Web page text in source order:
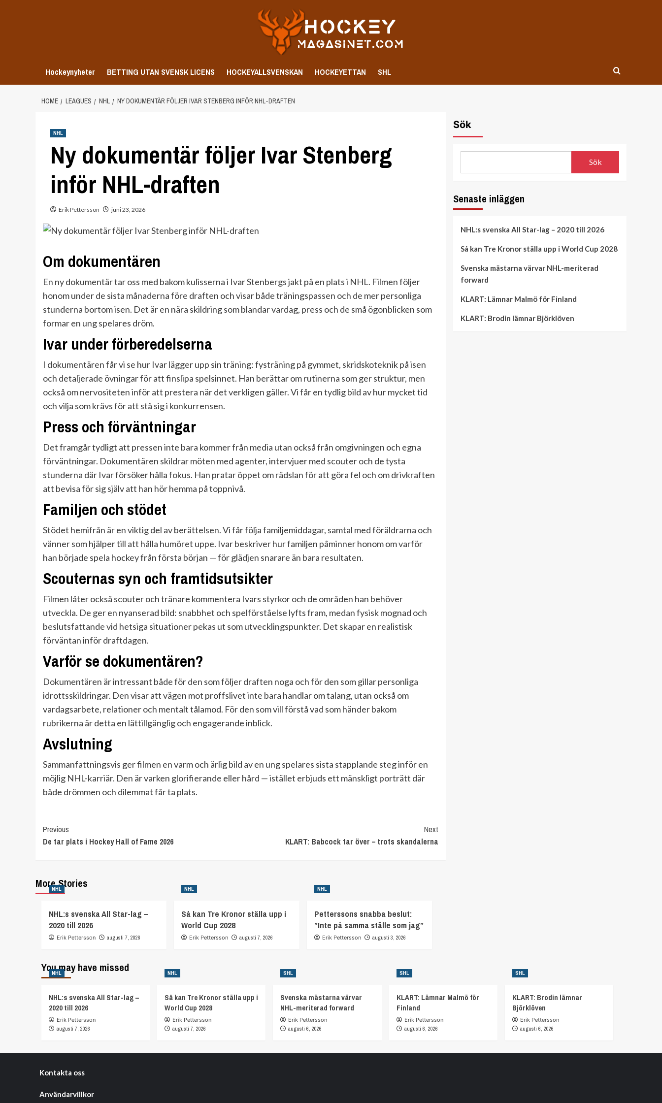
Hockeynyheter BETTING UTAN SVENSK LICENS HOCKEYALLSVENSKAN HOCKEYETTAN SHL
HOME LEAGUES NHL NY DOKUMENTÄR FÖLJER IVAR STENBERG INFÖR NHL-DRAFTEN
NHL
Ny dokumentär följer Ivar Stenberg
inför NHL-draften
Erik Pettersson juni 23, 2026
Om dokumentären
En ny dokumentär tar oss med bakom kulisserna i Ivar Stenbergs jakt på en plats i NHL. Filmen följer
honom under de sista månaderna före draften och visar både träningspassen och de mer personliga
stunderna bortom isen. Det är en nära skildring som blandar vardag, press och de små ögonblicken som
formar en ung spelares dröm.
Ivar under förberedelserna
I dokumentären får vi se hur Ivar lägger upp sin träning: fysträning på gymmet, skridskoteknik på isen
och detaljerade övningar för att finslipa spelsinnet. Han berättar om rutinerna som ger struktur, men
också om nervositeten inför att prestera när det verkligen gäller. Vi får en tydlig bild av hur mycket tid
och vilja som krävs för att stå sig i konkurrensen.
Press och förväntningar
Det framgår tydligt att pressen inte bara kommer från media utan också från omgivningen och egna
förväntningar. Dokumentären skildrar möten med agenter, intervjuer med scouter och de tysta
stunderna där Ivar försöker hålla fokus. Han pratar öppet om rädslan för att göra fel och om drivkraften
att bevisa för sig själv att han hör hemma på toppnivå.
Familjen och stödet
Stödet hemifrån är en viktig del av berättelsen. Vi får följa familjemiddagar, samtal med föräldrarna och
vänner som hjälper till att hålla humöret uppe. Ivar beskriver hur familjen påminner honom om varför
han började spela hockey från första början — för glädjen snarare än bara resultaten.
Scouternas syn och framtidsutsikter
Filmen låter också scouter och tränare kommentera Ivars styrkor och de områden han behöver
utveckla. De ger en nyanserad bild: snabbhet och spelförståelse lyfts fram, medan fysisk mognad och
beslutsfattande vid hetsiga situationer pekas ut som utvecklingspunkter. Det skapar en realistisk
förväntan inför draftdagen.
Varför se dokumentären?
Dokumentären är intressant både för den som följer draften noga och för den som gillar personliga
idrottsskildringar. Den visar att vägen mot proffslivet inte bara handlar om talang, utan också om
vardagsarbete, relationer och mentalt tålamod. För den som vill förstå vad som händer bakom
rubrikerna är detta en lättillgänglig och engagerande inblick.
Avslutning
Sammanfattningsvis ger filmen en varm och ärlig bild av en ung spelares sista stapplande steg inför en
möjlig NHL-karriär. Den är varken glorifierande eller hård — istället erbjuds ett mänskligt porträtt där
både drömmen och dilemmat får ta plats.
Continue
Reading
Previous
De tar plats i Hockey Hall of Fame 2026
Next
KLART: Babcock tar över – trots skandalerna
More Stories
NHL
NHL:s svenska All Star-lag –
2020 till 2026
Erik Pettersson augusti 7, 2026
NHL
Så kan Tre Kronor ställa upp i
World Cup 2028
Erik Pettersson augusti 7, 2026
NHL
Petterssons snabba beslut:
”Inte på samma ställe som jag”
Erik Pettersson augusti 3, 2026
Sök
Sök
Senaste inläggen
NHL:s svenska All Star-lag – 2020 till 2026
Så kan Tre Kronor ställa upp i World Cup 2028
Svenska mästarna värvar NHL-meriterad
forward
KLART: Lämnar Malmö för Finland
KLART: Brodin lämnar Björklöven
You may have missed
NHL
NHL:s svenska All Star-lag –
2020 till 2026
Erik Pettersson
augusti 7, 2026
NHL
Så kan Tre Kronor ställa upp i
World Cup 2028
Erik Pettersson
augusti 7, 2026
SHL
Svenska mästarna värvar
NHL-meriterad forward
Erik Pettersson
augusti 6, 2026
SHL
KLART: Lämnar Malmö för
Finland
Erik Pettersson
augusti 6, 2026
SHL
KLART: Brodin lämnar
Björklöven
Erik Pettersson
augusti 6, 2026
Kontakta oss
Användarvillkor